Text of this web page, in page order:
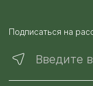
Подписаться на
Введите